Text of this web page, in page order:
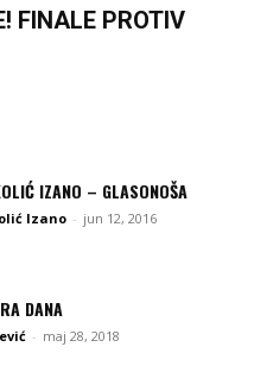
FINALE PROTIV
IZANO – GLASONOŠA
Izano - jun 12, 2016
DANA
- maj 28, 2018